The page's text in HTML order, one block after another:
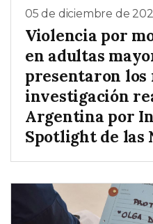
05 de diciembre de
Violencia por
en adultas
presentaron los
investigación
Argentina por
Spotlight de las